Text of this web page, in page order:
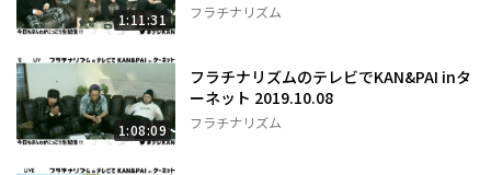
1:11:31 フラチナリズム
1:08:09
フラチナリズムのテレビでKAN&PAI inタ
ーネット 2019.10.08
フラチナリズム